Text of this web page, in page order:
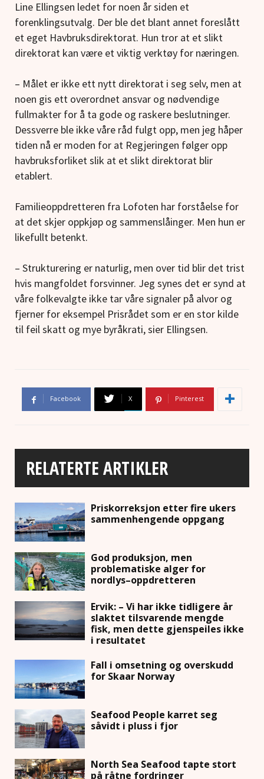
Line Ellingsen ledet for noen år siden et
forenklingsutvalg. Der ble det blant annet foreslått
et eget Havbruksdirektorat. Hun tror at et slikt
direktorat kan være et viktig verktøy for næringen.
– Målet er ikke ett nytt direktorat i seg selv, men at
noen gis ett overordnet ansvar og nødvendige
fullmakter for å ta gode og raskere beslutninger.
Dessverre ble ikke våre råd fulgt opp, men jeg håper
tiden nå er moden for at Regjeringen følger opp
havbruksforliket slik at et slikt direktorat blir
etablert.
Familieoppdretteren fra Lofoten har forståelse for
at det skjer oppkjøp og sammenslåinger. Men hun er
likefullt betenkt.
– Strukturering er naturlig, men over tid blir det trist
hvis mangfoldet forsvinner. Jeg synes det er synd at
våre folkevalgte ikke tar våre signaler på alvor og
fjerner for eksempel Prisrådet som er en stor kilde
til feil skatt og mye byråkrati, sier Ellingsen.
Facebook X Pinterest
RELATERTE ARTIKLER
Priskorreksjon etter fire ukers
sammenhengende oppgang
God produksjon, men
problematiske alger for
nordlys–oppdretteren
Ervik: – Vi har ikke tidligere år
slaktet tilsvarende mengde
fisk, men dette gjenspeiles ikke
i resultatet
Fall i omsetning og overskudd
for Skaar Norway
Seafood People karret seg
såvidt i pluss i fjor
North Sea Seafood tapte stort
på råtne fordringer